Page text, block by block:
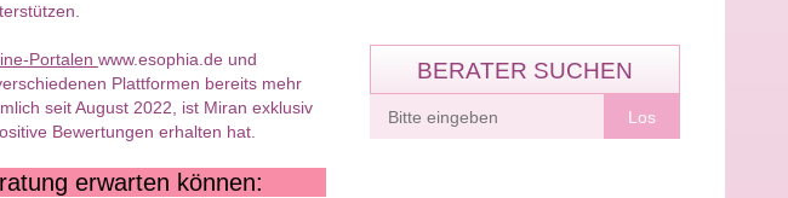
Portalen www.esophia.de und
Plattformen bereits mehr
seit August 2022, ist Miran exklusiv
Bewertungen erhalten hat.
erwarten können:
BERATER SUCHEN
finden